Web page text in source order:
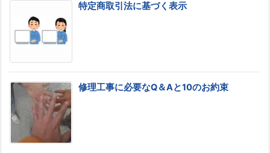
特定商取引法に基づく表示
修理工事に必要なQ＆Aと10のお約束